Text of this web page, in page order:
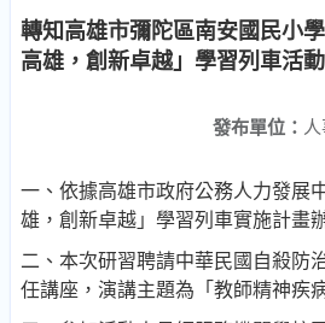
轉知高雄市彌陀區南安國民小
高雄，創新卓越」學習列車活
發布單位：
一、依據高雄市政府公務人力發展
雄， 創新卓越」學習列車實施計畫
二、本次研習聘請中華民國自殺防
任講座，演講主題為「教師精神疾